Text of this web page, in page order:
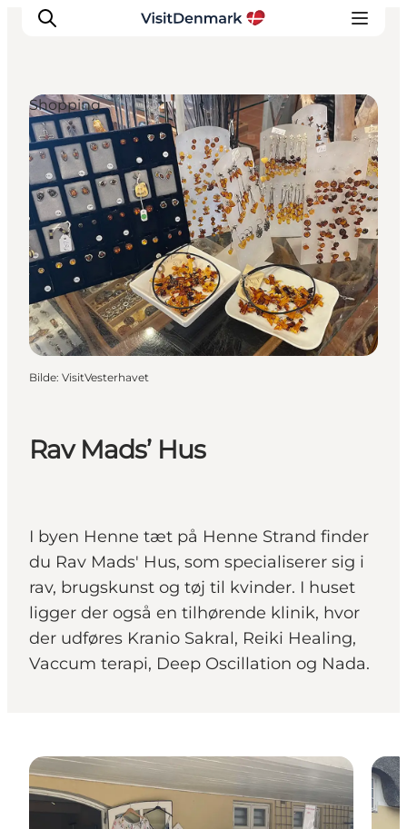
Inspirasjon
Reisemål
Aktiviteter
Overnatting
Planlegg reisen
Rav Mads’ Hus
I byen Henne tæt på Henne Strand finder
du Rav Mads' Hus, som specialiserer sig i
rav, brugskunst og tøj til kvinder. I huset
ligger der også en tilhørende klinik, hvor
der udføres Kranio Sakral, Reiki Healing,
Vaccum terapi, Deep Oscillation og Nada.
Shopping
Bilde: VisitVesterhavet